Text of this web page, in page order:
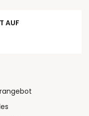
AUF